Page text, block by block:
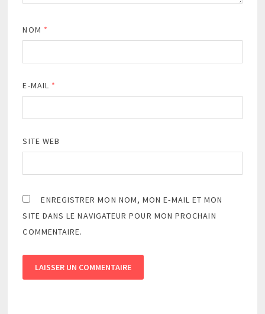
NOM *
E-MAIL *
SITE WEB
ENREGISTRER MON NOM, MON E-MAIL ET MON
SITE DANS LE NAVIGATEUR POUR MON PROCHAIN
COMMENTAIRE.